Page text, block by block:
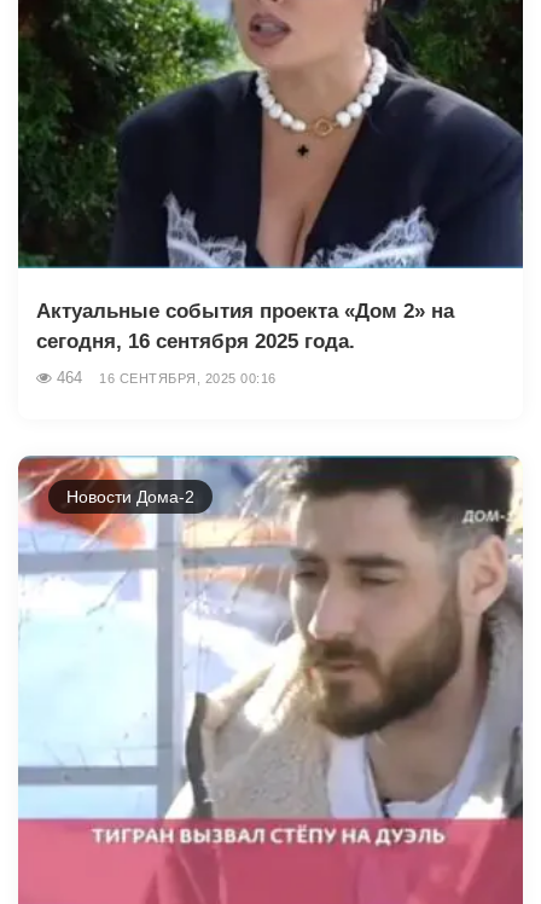
Актуальные события проекта «Дом 2» на
сегодня, 16 сентября 2025 года.
464 16 СЕНТЯБРЯ, 2025 00:16
Новости Дома-2